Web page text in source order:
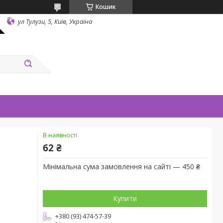
Кошик
ул Тулузи, 5, Київ, Україна
В наявності
62 ₴
Мінімальна сума замовлення на сайті — 450 ₴
Купити
+380 (93) 474-57-39